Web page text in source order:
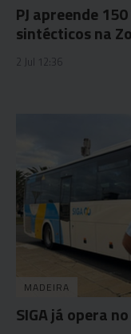
PJ apreende
sintécticos na
2 Jul 12:36
MADEIRA
SIGA já opera